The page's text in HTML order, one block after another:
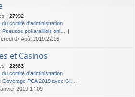
: 27992
du comité d'administration
Pseudos pokerallilois onl…
07 Août 2019 22:16
et Casinos
: 22683
du comité d'administration
Coverage PCA 2019 avec Gi…
2019 17:09